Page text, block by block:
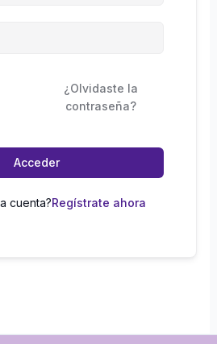
¿Olvidaste la
contraseña?
Acceder
cuenta?Regístrate ahora